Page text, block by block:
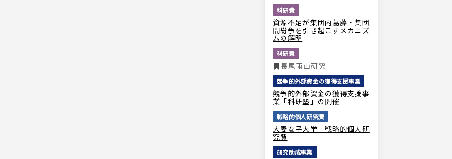
科研費
資源不足が集団内葛藤・集団
間紛争を引き起こすメカニズ
ムの解明
科研費
長尾雨山研究
競争的外部資金の獲得支援事業
競争的外部資金の獲得支援事
業「科研塾」の開催
戦略的個人研究費
大妻女子大学 戦略的個人研
究費
研究助成事業